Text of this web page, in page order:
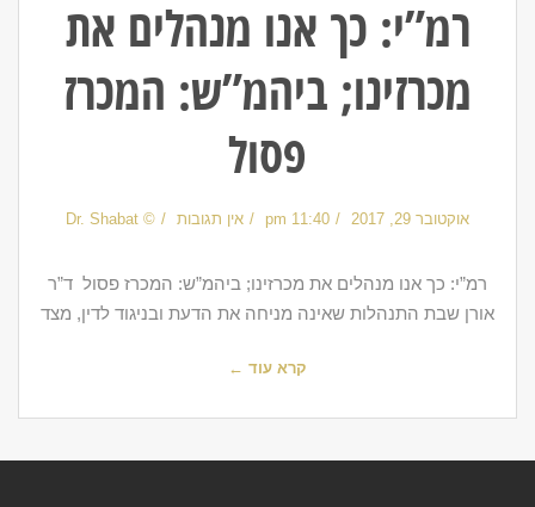
רמ”י: כך אנו מנהלים את
מכרזינו; ביהמ”ש: המכרז
פסול
אוקטובר 29, 2017 11:40 pm אין תגובות © Dr. Shabat
רמ”י: כך אנו מנהלים את מכרזינו; ביהמ”ש: המכרז פסול ד”ר
אורן שבת התנהלות שאינה מניחה את הדעת ובניגוד לדין, מצד
קרא עוד ←